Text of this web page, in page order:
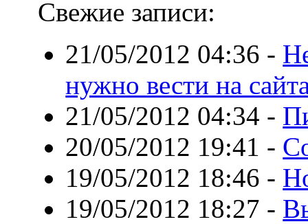
Свежие записи:
21/05/2012 04:36 -
нужно вести на
21/05/2012 04:34 -
20/05/2012 19:41 -
19/05/2012 18:46 -
19/05/2012 18:27 -